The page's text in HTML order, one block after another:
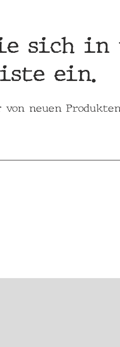
sich in
ein.
neuen